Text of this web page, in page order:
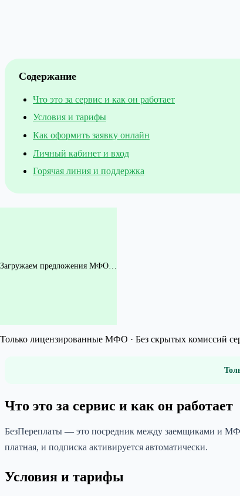
Содержание
Что это за сервис и как он работает
Условия и тарифы
Как оформить заявку онлайн
Личный кабинет и вход
Горячая линия и поддержка
Загружаем предложения МФО…
Только лицензированные МФО · Без скрытых комиссий
Что это за сервис и как он работает
БезПереплаты — это посредник между заемщиками и МФО.
платная, и подписка активируется автоматически.
Условия и тарифы